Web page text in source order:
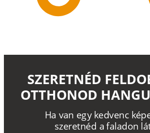
Ha van egy kedvenc kép
szeretnéd a faladon lá
SZERETNÉD
OTTHONOD